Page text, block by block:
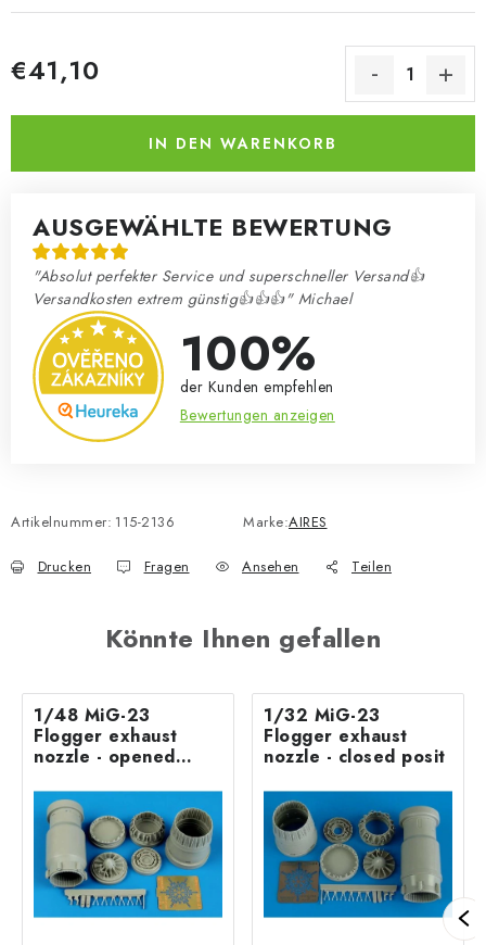
€41,10
IN DEN WARENKORB
AUSGEWÄHLTE BEWERTUNG
"Absolut perfekter Service und superschneller Versand👍
Versandkosten extrem günstig👍👍👍" Michael
100%
der Kunden empfehlen
Bewertungen anzeigen
Artikelnummer: 115-2136 Marke:AIRES
Drucken Fragen Ansehen Teilen
Könnte Ihnen gefallen
1/48 MiG-23
Flogger exhaust
nozzle - opened
1/32 MiG-23
Flogger exhaust
nozzle - closed posit